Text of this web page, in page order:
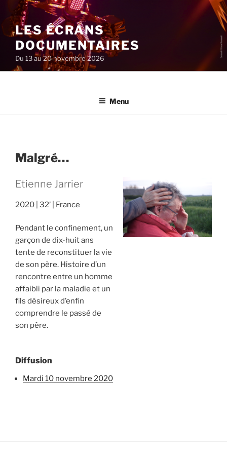
au
contenu
principal
LES ÉCRANS
DOCUMENTAIRES
Du 13 au 20 novembre 2026
Menu
Malgré…
Etienne Jarrier
2020 32’ France
Pendant le confinement, un
garçon de dix-huit ans
tente de reconstituer la vie
de son père. Histoire d’un
rencontre entre un homme
affaibli par la maladie et un
fils désireux d’enfin
comprendre le passé de
son père.
Diffusion
mardi 10 novembre 2020